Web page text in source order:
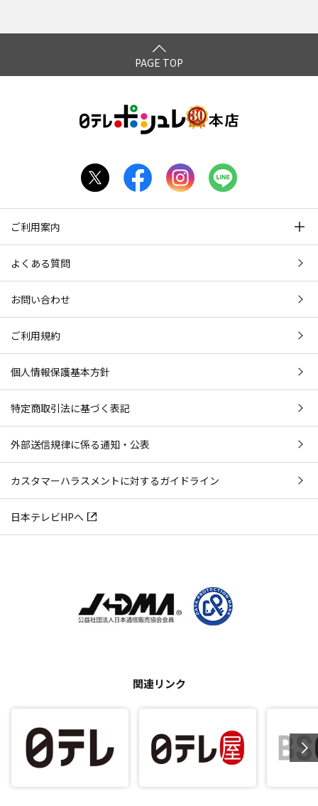
PAGE TOP
ご利用案内
よくある質問
お問い合わせ
ご利用規約
個人情報保護基本方針
特定商取引法に基づく表記
外部送信規律に係る通知・公表
カスタマーハラスメントに対するガイドライン
日本テレビHPへ
関連リンク